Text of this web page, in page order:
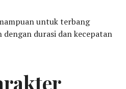
untuk terbang
dengan durasi dan kecepatan